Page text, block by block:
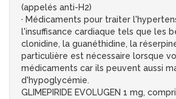
(appelés anti-H2)
· Médicaments pour traiter
l'insuffisance cardiaque tels que les
clonidine, la guanéthidine, la
particulière est nécessaire lorsque
médicaments car ils peuvent aussi
d'hypoglycémie.
GLIMEPIRIDE EVOLUGEN 1 mg,